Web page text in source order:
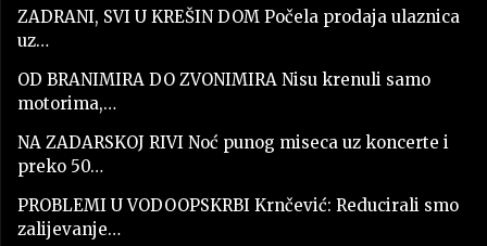
ZADRANI, SVI U KREŠIN DOM Počela prodaja ulaznica
uz…
OD BRANIMIRA DO ZVONIMIRA Nisu krenuli samo
motorima,…
NA ZADARSKOJ RIVI Noć punog miseca uz koncerte i
preko 50…
PROBLEMI U VODOOPSKRBI Krnčević: Reducirali smo
zalijevanje…